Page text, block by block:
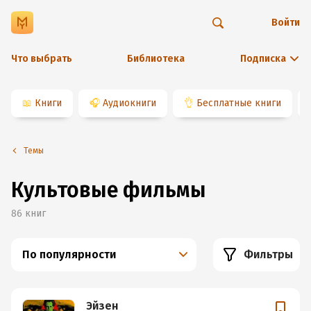
Что выбрать Библиотека Подписка
Войти
📖 Книги 🎧 Аудиокниги 👌 Бесплатные книги
Темы
Культовые фильмы
86 книг
По популярности Фильтры
Эйзен